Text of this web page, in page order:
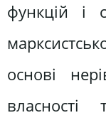
функцій і
основі